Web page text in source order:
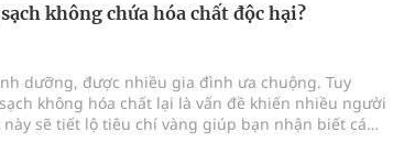
35 độ
không chứa hóa chất độc hại?
dưỡng, được nhiều gia đình ưa chuộng. Tuy
không hóa chất lại là vấn đề khiến nhiều người
sẽ tiết lộ tiêu chí vàng giúp bạn nhận biết cá